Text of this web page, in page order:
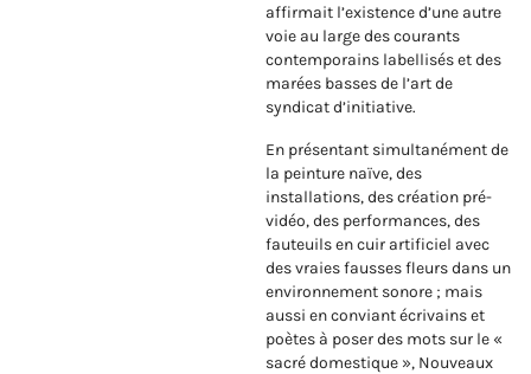
affirmait l’existence d’une autre
voie au large des courants
contemporains labellisés et des
marées basses de l’art de
syndicat d’initiative.
En présentant simultanément de
la peinture naïve, des
installations, des création pré-
vidéo, des performances, des
fauteuils en cuir artificiel avec
des vraies fausses fleurs dans un
environnement sonore ; mais
aussi en conviant écrivains et
poètes à poser des mots sur le «
sacré domestique », Nouveaux